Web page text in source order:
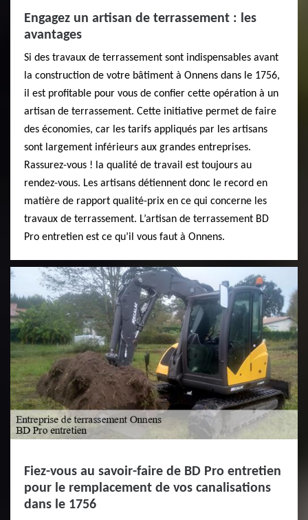
Engagez un artisan de terrassement : les
avantages
Si des travaux de terrassement sont indispensables avant
la construction de votre bâtiment à Onnens dans le 1756,
il est profitable pour vous de confier cette opération à un
artisan de terrassement. Cette initiative permet de faire
des économies, car les tarifs appliqués par les artisans
sont largement inférieurs aux grandes entreprises.
Rassurez-vous ! la qualité de travail est toujours au
rendez-vous. Les artisans détiennent donc le record en
matière de rapport qualité-prix en ce qui concerne les
travaux de terrassement. L’artisan de terrassement BD
Pro entretien est ce qu’il vous faut à Onnens.
Fiez-vous au savoir-faire de BD Pro entretien
pour le remplacement de vos canalisations
dans le 1756